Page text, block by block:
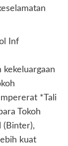
Inf
kekeluargaan
*Tali
Tokoh
(Binter),
kuat